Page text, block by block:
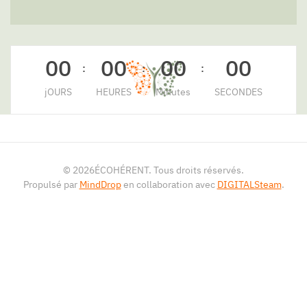
00
jOURS
: 00
HEURES
: 00
Minutes
: 00
SECONDES
© 2026ÉCOHÉRENT. Tous droits réservés.
Propulsé par MindDropen collaboration avec DIGITALSteam.